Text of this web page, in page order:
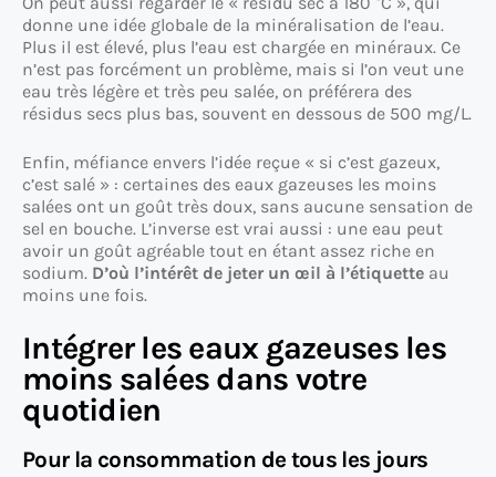
donne une idée globale de la minéralisation de l’eau.
Plus il est élevé, plus l’eau est chargée en minéraux. Ce
n’est pas forcément un problème, mais si l’on veut une
eau très légère et très peu salée, on préférera des
résidus secs plus bas, souvent en dessous de 500 mg/L.
Enfin, méfiance envers l’idée reçue « si c’est gazeux,
c’est salé » : certaines des eaux gazeuses les moins
salées ont un goût très doux, sans aucune sensation de
sel en bouche. L’inverse est vrai aussi : une eau peut
avoir un goût agréable tout en étant assez riche en
sodium. D’où l’intérêt de jeter un œil à l’étiquette au
moins une fois.
Intégrer les eaux gazeuses les
moins salées dans votre
quotidien
Pour la consommation de tous les jours